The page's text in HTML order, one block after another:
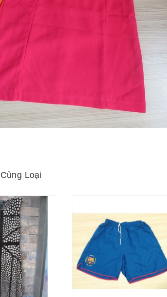
Loại